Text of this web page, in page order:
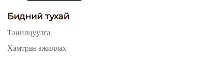
Бидний тухай
Танилцуулга
Хамтран ажиллах